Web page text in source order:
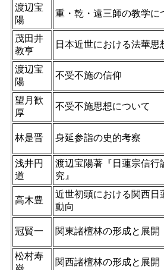
渡辺宝
陽
重・乾・遠三師の教学に
茂田井
教亨
日本近世における法華思
渡辺宝
陽
不受不施の信仰
望月歓
厚
不受不施思想について
林是晋 身延参詣の史的考察
浅井円
道
渡辺宝陽著『日蓮宗信行
究』
高木豊
近世初頭における関西日
動向
冠賢一 関東諸檀林の形成と展開
松村寿
関西諸檀林の形成と展開